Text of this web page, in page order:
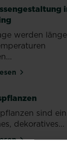
werden
über
sind ein
dekoratives...